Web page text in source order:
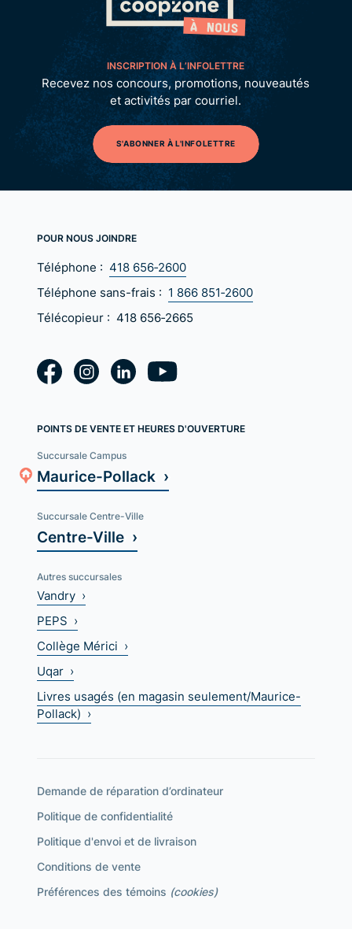
INSCRIPTION À L’INFOLETTRE
Recevez nos concours, promotions, nouveautés
et activités par courriel.
S'ABONNER À L'INFOLETTRE
POUR NOUS JOINDRE
Téléphone : 418 656‑2600
Téléphone sans-frais : 1 866 851‑2600
Télécopieur : 418 656‑2665
POINTS DE VENTE ET HEURES D'OUVERTURE
Succursale Campus
Maurice-Pollack ›
Succursale Centre-Ville
Centre-Ville ›
Autres succursales
Vandry ›
PEPS ›
Collège Mérici ›
Uqar ›
Livres usagés (en magasin seulement/Maurice-
Pollack) ›
Demande de réparation d’ordinateur
Politique de confidentialité
Politique d'envoi et de livraison
Conditions de vente
Préférences des témoins (cookies)